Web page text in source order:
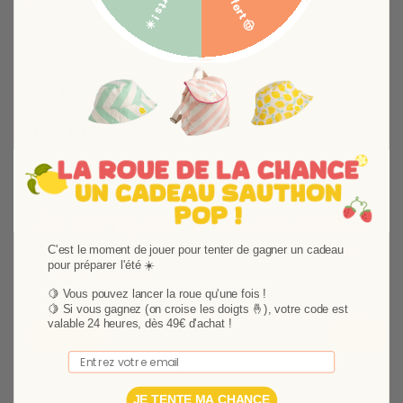
Paiement sécurisé et paiement 3x sans frais disponible
Description
Détails du produit
Je compose mon ensemble
Choisissez vos produits et composez votre ensemble
C'est le moment de jouer pour tenter de gagner un cadeau
pour préparer l'été ☀️
🍋 Vous pouvez lancer la roue qu'une fois !
🍋 Si vous gagnez (on croise les doigts 🤞), votre code est
valable 24 heures, dès 49€ d'achat !
Email